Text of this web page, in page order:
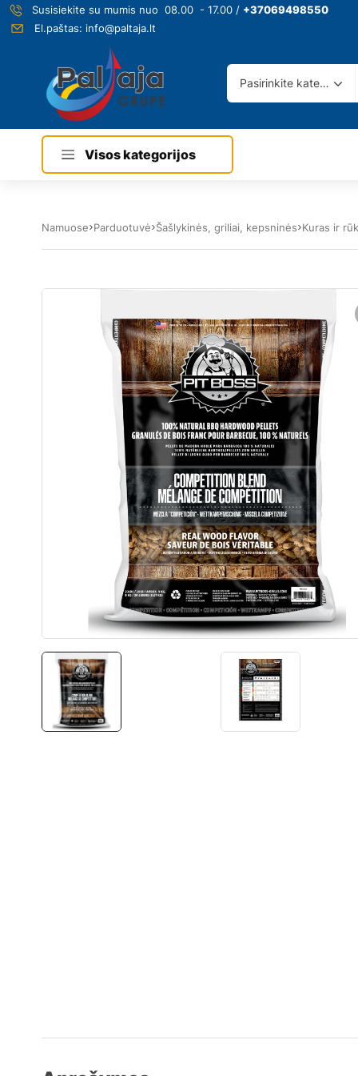
Susisiekite su mumis nuo 08.00 - 17.00 / +37069498550
El.paštas: info@paltaja.lt
Pasirinkite kategoriją
Visos kategorijos
Namuose Parduotuvė Šašlykinės, griliai, kepsninės Kuras ir